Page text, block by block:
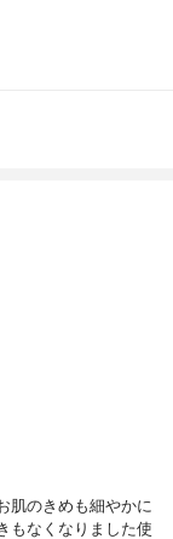
肌のきめも細やかに
もなくなりました使